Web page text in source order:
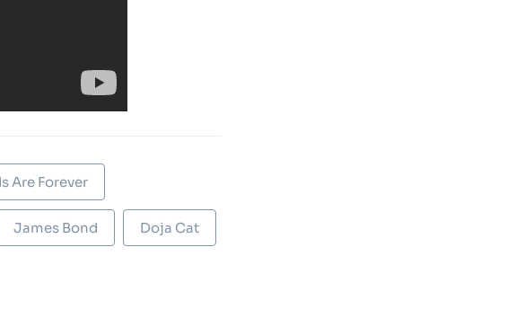
Are Forever
James Bond Doja Cat